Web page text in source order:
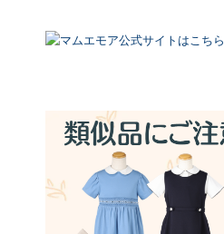
マムエモア公式サイトはこちら